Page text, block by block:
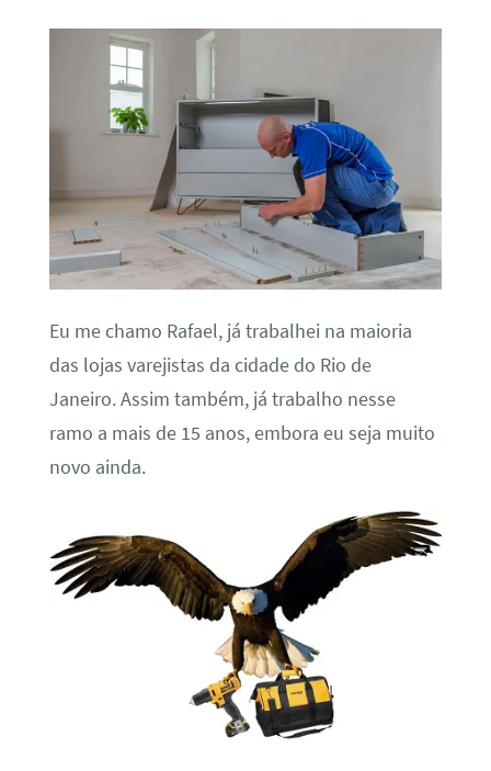
Eu me chamo Rafael, já trabalhei na maioria
das lojas varejistas da cidade do Rio de
Janeiro. Assim também, já trabalho nesse
ramo a mais de 15 anos, embora eu seja muito
novo ainda.